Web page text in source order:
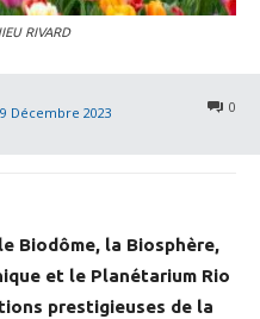
RIVARD
0
Décembre 2023
Biodôme, la Biosphère,
et le Planétarium Rio
prestigieuses de la